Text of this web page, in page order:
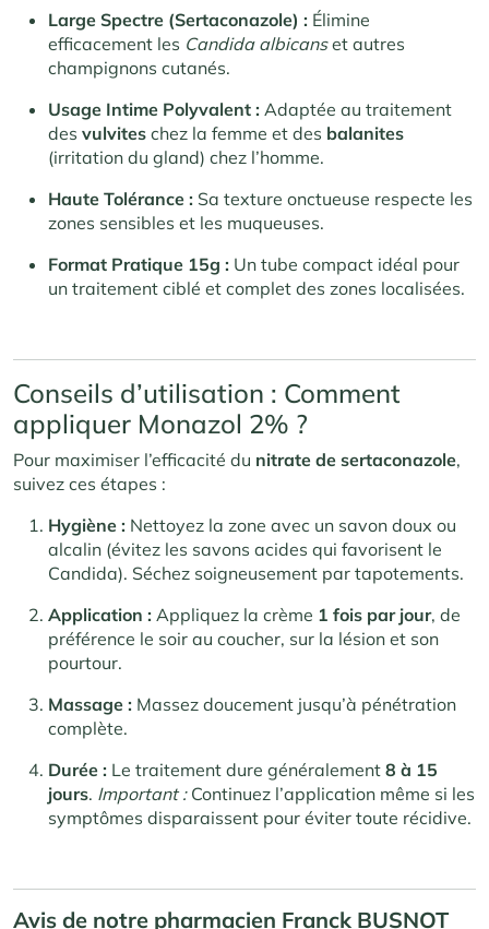
Large Spectre (Sertaconazole) : Élimine
efficacement les Candida albicanset autres
champignons cutanés.
Usage Intime Polyvalent : Adaptée au traitement
des vulvites chez la femme et des balanites
(irritation du gland) chez l’homme.
Haute Tolérance : Sa texture onctueuse respecte les
zones sensibles et les muqueuses.
Format Pratique 15g : Un tube compact idéal pour
un traitement ciblé et complet des zones localisées.
Conseils d’utilisation : Comment
appliquer Monazol 2% ?
Pour maximiser l’efficacité du nitrate de sertaconazole,
suivez ces étapes :
Hygiène : Nettoyez la zone avec un savon doux ou
alcalin (évitez les savons acides qui favorisent le
Candida). Séchez soigneusement par tapotements.
Application : Appliquez la crème 1 fois par jour, de
préférence le soir au coucher, sur la lésion et son
pourtour.
Massage : Massez doucement jusqu’à pénétration
complète.
Durée : Le traitement dure généralement 8 à 15
jours. Important :Continuez l’application même si les
symptômes disparaissent pour éviter toute récidive.
Avis de notre pharmacien Franck BUSNOT